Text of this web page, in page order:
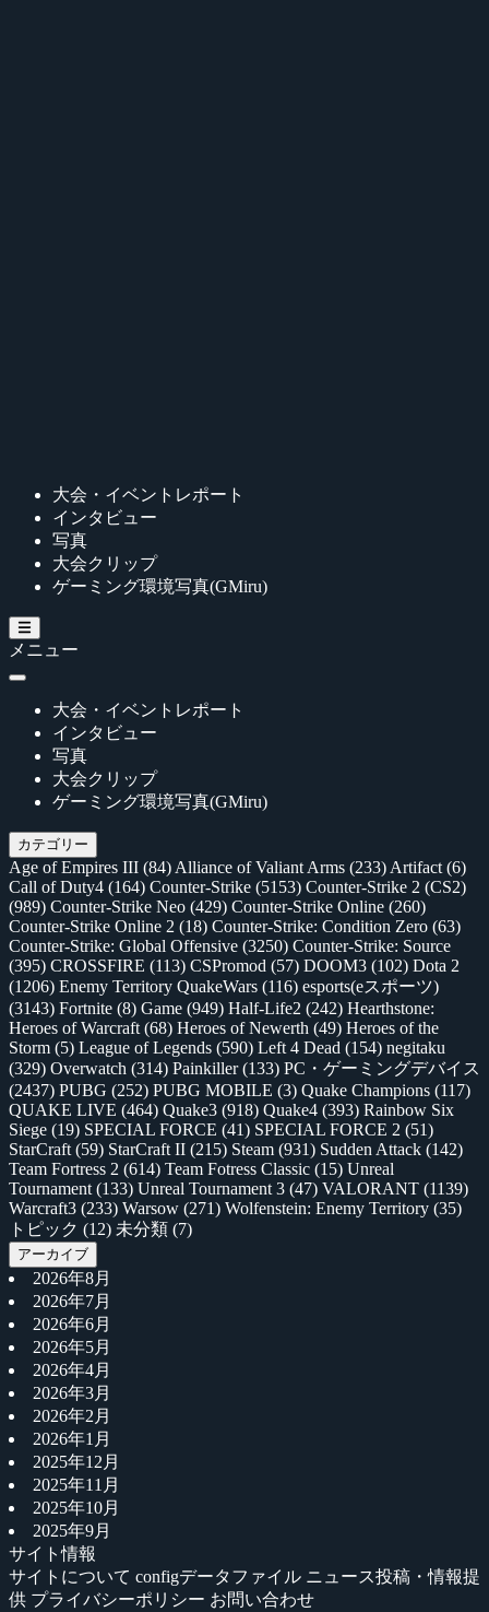
大会・イベントレポート
インタビュー
写真
大会クリップ
ゲーミング環境写真(GMiru)
メニュー
大会・イベントレポート
インタビュー
写真
大会クリップ
ゲーミング環境写真(GMiru)
カテゴリー
Age of Empires III (84) Alliance of Valiant Arms (233) Artifact (6)
Call of Duty4 (164) Counter-Strike (5153) Counter-Strike 2 (CS2)
(989) Counter-Strike Neo (429) Counter-Strike Online (260)
Counter-Strike Online 2 (18) Counter-Strike: Condition Zero (63)
Counter-Strike: Global Offensive (3250) Counter-Strike: Source
(395) CROSSFIRE (113) CSPromod (57) DOOM3 (102) Dota 2
(1206) Enemy Territory QuakeWars (116) esports(eスポーツ)
(3143) Fortnite (8) Game (949) Half-Life2 (242) Hearthstone:
Heroes of Warcraft (68) Heroes of Newerth (49) Heroes of the
Storm (5) League of Legends (590) Left 4 Dead (154) negitaku
(329) Overwatch (314) Painkiller(133) PC・ゲーミングデバイス
(2437) PUBG (252) PUBG MOBILE (3) Quake Champions (117)
QUAKE LIVE (464) Quake3 (918) Quake4 (393) Rainbow Six
Siege (19) SPECIAL FORCE (41) SPECIAL FORCE 2 (51)
StarCraft (59) StarCraft II (215) Steam (931) Sudden Attack (142)
Team Fortress 2 (614) Team Fotress Classic (15) Unreal
Tournament (133) Unreal Tournament 3 (47) VALORANT (1139)
Warcraft3 (233) Warsow (271) Wolfenstein: Enemy Territory (35)
トピック (12) 未分類 (7)
アーカイブ
2026年8月
2026年7月
2026年6月
2026年5月
2026年4月
2026年3月
2026年2月
2026年1月
2025年12月
2025年11月
2025年10月
2025年9月
サイト情報
サイトについて configデータファイル ニュース投稿・情報提
供 プライバシーポリシー お問い合わせ